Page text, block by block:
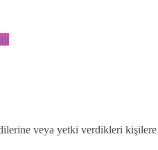
veya yetki verdikleri kişilere